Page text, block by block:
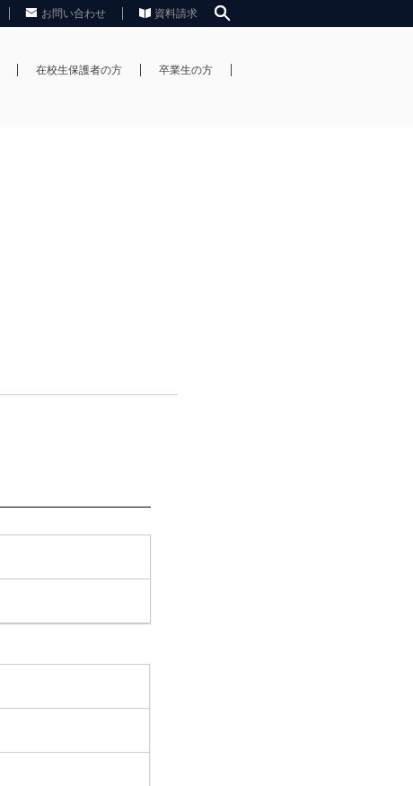
お問い合わせ 資料請求
在校生保護者の方 卒業生の方